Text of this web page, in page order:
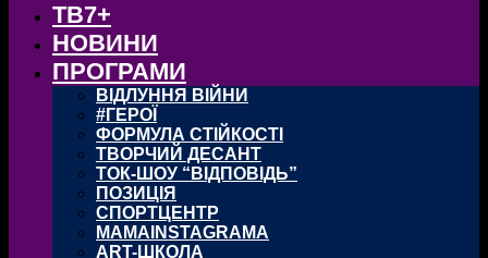
ТВ7+
НОВИНИ
ПРОГРАМИ
ВІДЛУННЯ ВІЙНИ
#ГЕРОЇ
ФОРМУЛА СТІЙКОСТІ
ТВОРЧИЙ ДЕСАНТ
ТОК-ШОУ “ВІДПОВІДЬ”
ПОЗИЦІЯ
СПОРТЦЕНТР
MAMAINSTAGRAMA
ART-ШКОЛА